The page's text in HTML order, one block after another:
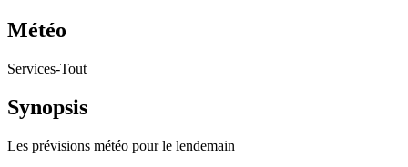
Météo
Services-Tout
Synopsis
Les prévisions météo pour le lendemain